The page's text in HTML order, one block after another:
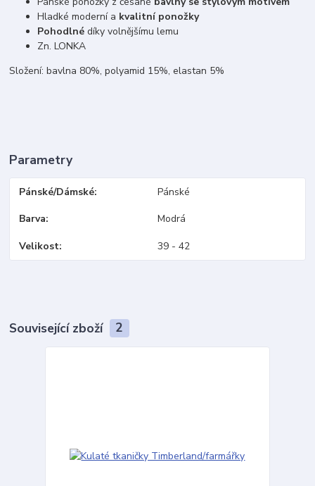
Hladké moderní a kvalitní ponožky
Pohodlné díky volnějšímu lemu
Zn. LONKA
Složení: bavlna 80%, polyamid 15%, elastan 5%
Parametry
Pánské/Dámské Pánské
Barva Modrá
Velikost 39 - 42
Související zboží 2